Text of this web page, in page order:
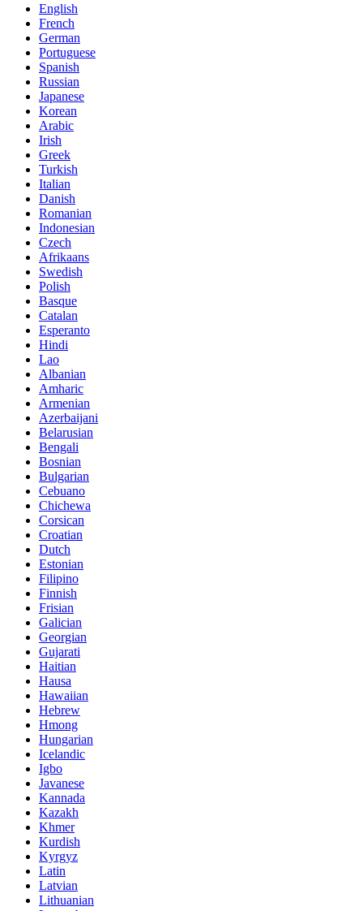
English
French
German
Portuguese
Spanish
Russian
Japanese
Korean
Arabic
Irish
Greek
Turkish
Italian
Danish
Romanian
Indonesian
Czech
Afrikaans
Swedish
Polish
Basque
Catalan
Esperanto
Hindi
Lao
Albanian
Amharic
Armenian
Azerbaijani
Belarusian
Bengali
Bosnian
Bulgarian
Cebuano
Chichewa
Corsican
Croatian
Dutch
Estonian
Filipino
Finnish
Frisian
Galician
Georgian
Gujarati
Haitian
Hausa
Hawaiian
Hebrew
Hmong
Hungarian
Icelandic
Igbo
Javanese
Kannada
Kazakh
Khmer
Kurdish
Kyrgyz
Latin
Latvian
Lithuanian